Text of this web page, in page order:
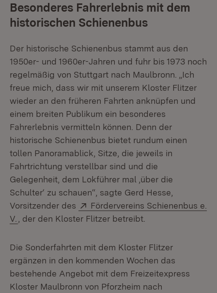
Besonderes Fahrerlebnis mit dem
historischen Schienenbus
Der historische Schienenbus stammt aus den
1950er- und 1960er-Jahren und fuhr bis 1973 noch
regelmäßig von Stuttgart nach Maulbronn. „Ich
freue mich, dass wir mit unserem Kloster Flitzer
wieder an den früheren Fahrten anknüpfen und
einem breiten Publikum ein besonderes
Fahrerlebnis vermitteln können. Denn der
historische Schienenbus bietet rundum einen
tollen Panoramablick, Sitze, die jeweils in
Fahrtrichtung verstellbar sind und die
Gelegenheit, dem Lokführer mal ‚über die
Schulter‘ zu schauen“, sagte Gerd Hesse,
Vorsitzender des
Extern:
Fördervereins Schienenbus e.
V. (Öffnet in neuem Fenster)
, der den Kloster Flitzer betreibt.
Die Sonderfahrten mit dem Kloster Flitzer
ergänzen in den kommenden Wochen das
bestehende Angebot mit dem Freizeitexpress
Kloster Maulbronn von Pforzheim nach